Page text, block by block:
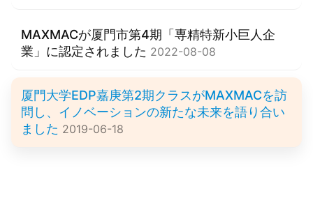
MAXMACが厦門市第4期「専精特新小巨人企
業」に認定されました 2022-08-08
厦門大学EDP嘉庚第2期クラスがMAXMACを訪
問し、イノベーションの新たな未来を語り合い
ました 2019-06-18